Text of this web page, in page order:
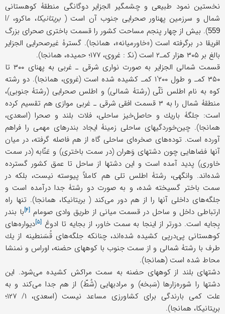
نخستین نمود طبیعی و چشمگیر الجزایر دوگانگی منطقۀ كوهستانی
شمال و سرزمین پهناور صحرایی جنوب آن است (بریتانیكا، ماكرو، I/
559). بیش از چهار پنجم مساحت كشور را قسمت باختری صحرای بزرگ
افریقا در برگرفته است («خاورمیانه»، همانجا). گسترۀ غیرصحرایی الجزایر
بالغ بر ۳۰۵ هزار كمـ۲ است (نک‍ : غروی، ۱۷۷؛ حمیده، همانجا).
قسمت شمالی الجزایر به صورت نواری شرقی ـ غربی به پهنای ۳۰۰ تا
۳۵۰ كمـ و طول ۲۰۰‘۱ كمـ كشیده شده است (غروی، همانجا). دو رشته
كوه به نام اطلس تَلّی (رشتۀ شمالی) و اطلس صحرایی (رشتۀ جنوبی)،
منطقۀ شمال را به ۳ قسمت افقی شرقی ـ غربی موازی هم تقسیم كرده
است: جلگۀ باریك و حاصل‌خیز ساحلی، فلات بلند و صحرا (اسعدی،
همانجا). چین‌خوردگیهای ساحلی زمینۀ ایجاد بندرهای مهمی را فراهم
آورده است. توده‌های صخره‌ای ساحلی گاه از هم فاصله گرفته، در میان
آنها فضاهایی چون دشتهای وَهران (در سمت باختری) و عَنّابه (در سمت
خاوری) پدید آمده است و این دشتها از ساحل تا عمق كشور گسترده
شده‌اند. وانگهی، رشتۀ اطلس تلی هم كاملاً پیوسته نیست، بلكه در
سمت باختر گسیخته شده، و به صورت دو رشتۀ جدا درآمده است و
جلگه‌های داخلی آنها را از هم دور می‌كند ( بریتانیكا، همانجا). تنها راه
ارتباطی داخل و ساحل در قسمت میانی از طریق وادیصومام[۴] با بندر
بِجایه است. دورتر از اینجا به سمت خاور، از بجایه تا ادوغ [۵] دیواره‌های
كوهستانی پی‌درپی كشیده شده‌اند، چنانک‍ه جلگه‌های قُسَنطینه از یك
طرف با رشتۀ شمالی و از سمت جنوب با كوههای حضنه، اوراس و نمنشا
محاط شده است (همانجا).
دشتهای بلند از كوههای حضنه به سمت مراكش كشیده می‌شود. این
دشتها را شوره‌زارها (سَبخه) و مرادبهایی (شُطّ) از هم جدا می‌كند و به
علت كمی بارندگی برای كشاورزی مساعد نیست (اسعدی، ۱/ ۱۲۷؛
بریتانیكا، همانجا).